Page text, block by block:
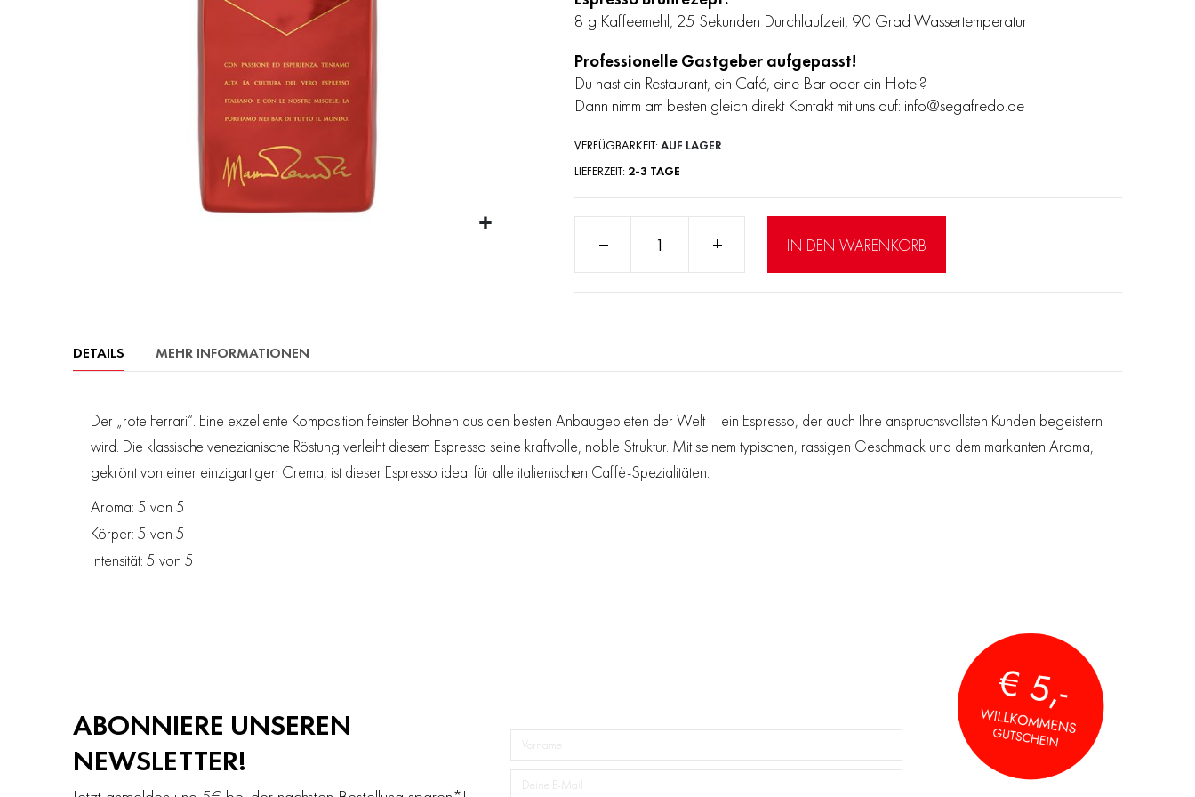
8 g Kaffeemehl, 25 Sekunden Durchlaufzeit, 90 Grad Wassertemperatur
Professionelle Gastgeber aufgepasst!
Du hast ein Restaurant, ein Café, eine Bar oder ein Hotel?
Dann nimm am besten gleich direkt Kontakt mit uns auf: info@segafredo.de
VERFÜGBARKEIT: AUF LAGER
LIEFERZEIT 2-3 TAGE
IN DEN WARENKORB
DETAILS
Der „rote Ferrari“. Eine exzellente Komposition feinster Bohnen aus den besten Anbaugebieten der Welt – ein Espresso, der auch Ihre anspruchsvollsten Kunden begeistern
wird. Die klassische venezianische Röstung verleiht diesem Espresso seine kraftvolle, noble Struktur. Mit seinem typischen, rassigen Geschmack und dem markanten Aroma,
gekrönt von einer einzigartigen Crema, ist dieser Espresso ideal für alle italienischen Caffè-Spezialitäten.
Aroma: 5 von 5
Körper: 5 von 5
Intensität: 5 von 5
MEHR INFORMATIONEN
ABONNIERE UNSEREN
NEWSLETTER!